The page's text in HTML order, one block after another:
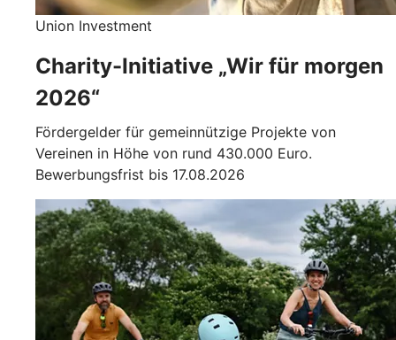
Union Investment
Charity-Initiative „Wir für morgen
2026“
Fördergelder für gemeinnützige Projekte von
Vereinen in Höhe von rund 430.000 Euro.
Bewerbungsfrist bis 17.08.2026